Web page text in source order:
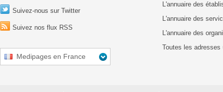
Suivez-nous sur Twitter
Suivez nos flux RSS
Medipages en France
L'annuaire des
L'annuaire des
L'annuaire des
Toutes les adresses